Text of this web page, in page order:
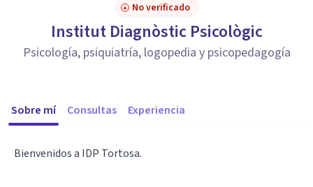
No verificado
Institut Diagnòstic Psicològic
Psicología, psiquiatría, logopedia y psicopedagogía
Sobre mí Consultas Experiencia
Bienvenidos a IDP Tortosa.